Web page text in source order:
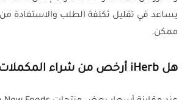
يساعد في تقليل تكلفة الطلب والاستفادة
ممكن.
هل iHerb أرخص من شراء المكملات محليًا؟